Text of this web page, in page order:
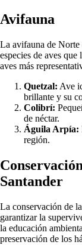
Avifauna
La avifauna de Norte
especies de aves
aves más
Quetzal: Ave
brillante y su
Colibrí:
de néctar.
Águila Arpía:
región.
Santander
La conservación de
garantizar la
la educación
preservación de los